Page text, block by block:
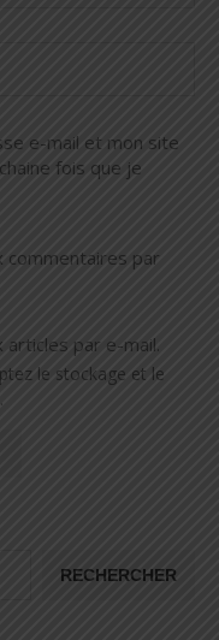
e-mail et mon site
fois que je
commentaires par
par e-mail.
le stockage et le
RECHERCHER